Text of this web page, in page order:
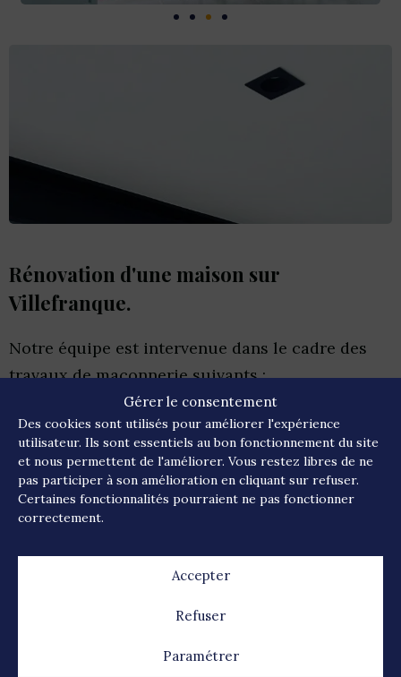
Gérer le consentement
Des cookies sont utilisés pour améliorer l'expérience
utilisateur. Ils sont essentiels au bon fonctionnement du site
et nous permettent de l'améliorer. Vous restez libres de ne
pas participer à son amélioration en cliquant sur refuser.
Certaines fonctionnalités pourraient ne pas fonctionner
correctement.
Accepter
Refuser
Paramétrer
Rénovation d'une maison sur
Villefranque.
Notre équipe est intervenue dans le cadre des
travaux de maçonnerie suivants :
Démolition de différentes cloisons + murs
porteurs
Réalisation de longrines en béton armé au
sol + poteaux en béton armé.
apparents et tous au même niveau.
A propos du projet